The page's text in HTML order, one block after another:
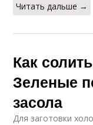
Читать дальше →
Как
Зеленые
засола
Для заготовки